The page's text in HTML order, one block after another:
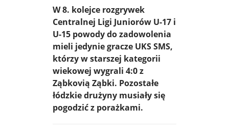
W 8. kolejce rozgrywek
Centralnej Ligi Juniorów U-17 i
U-15 powody do zadowolenia
mieli jedynie gracze UKS SMS,
którzy w starszej kategorii
wiekowej wygrali 4:0 z
Ząbkovią Ząbki. Pozostałe
łódzkie drużyny musiały się
pogodzić z porażkami.